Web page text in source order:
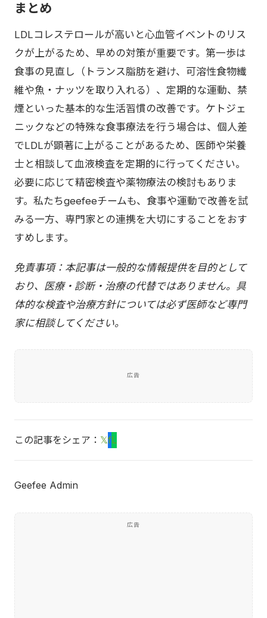
まとめ
LDLコレステロールが高いと心血管イベントのリス
クが上がるため、早めの対策が重要です。第一歩は
食事の見直し（トランス脂肪を避け、可溶性食物繊
維や魚・ナッツを取り入れる）、定期的な運動、禁
煙といった基本的な生活習慣の改善です。ケトジェ
ニックなどの特殊な食事療法を行う場合は、個人差
でLDLが顕著に上がることがあるため、医師や栄養
士と相談して血液検査を定期的に行ってください。
必要に応じて精密検査や薬物療法の検討もありま
す。私たちgeefeeチームも、食事や運動で改善を試
みる一方、専門家との連携を大切にすることをおす
すめします。
免責事項：本記事は一般的な情報提供を目的として
おり、医療・診断・治療の代替ではありません。具
体的な検査や治療方針については必ず医師など専門
家に相談してください。
広告
この記事をシェア： 𝕏fL
Geefee Admin
広告